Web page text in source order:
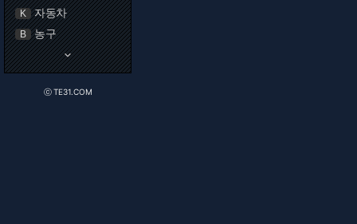
K 자동차
B 농구
keyboard_arrow_down
ⓒ TE31.COM